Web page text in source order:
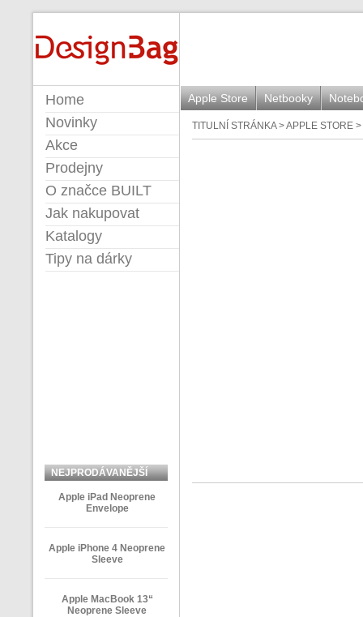
Apple Store Netbooky
TITULNÍ STRÁNKA>APPLE STORE >
Home
Novinky
Akce
Prodejny
O značce BUILT
Jak nakupovat
Katalogy
Tipy na dárky
NEJPRODÁVANĚJŠÍ
Apple iPad Neoprene
Envelope
Apple iPhone 4 Neoprene
Sleeve
Apple MacBook 13“
Neoprene Sleeve
BUILT